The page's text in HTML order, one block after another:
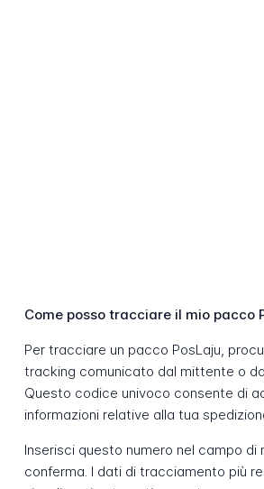
Come posso tracciare il mio pacco
Per tracciare un pacco PosLaju,
tracking comunicato dal mittente o
Questo codice univoco consente di
informazioni relative alla tua
Inserisci questo numero nel campo di
conferma. I dati di tracciamento più